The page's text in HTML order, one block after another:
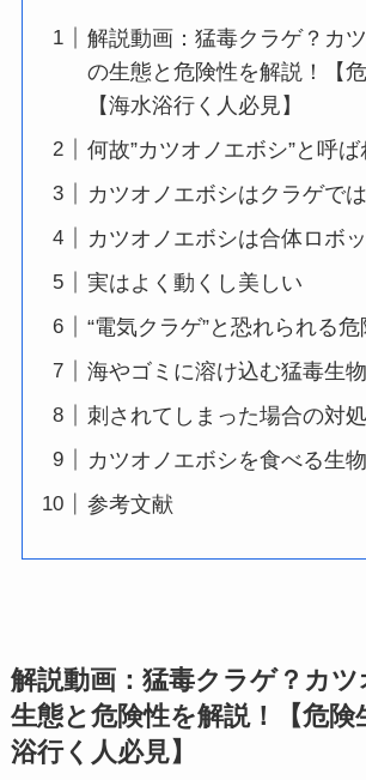
解説動画：猛毒クラゲ？カ
の生態と危険性を解説！【危
【海水浴行く人必見】
何故”カツオノエボシ”と呼ば
カツオノエボシはクラゲで
カツオノエボシは合体ロボ
実はよく動くし美しい
“電気クラゲ”と恐れられる危
海やゴミに溶け込む猛毒生物
刺されてしまった場合の対
カツオノエボシを食べる生物
参考文献
解説動画：猛毒クラゲ？カ
生態と危険性を解説！【危険
浴行く人必見】